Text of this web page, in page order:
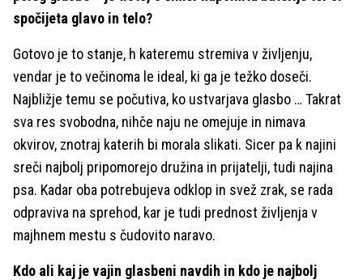
spočijeta glavo in telo?
Gotovo je to stanje, h kateremu stremiva v življenju,
vendar je to večinoma le ideal, ki ga je težko doseči.
Najbližje temu se počutiva, ko ustvarjava glasbo … Takrat
sva res svobodna, nihče naju ne omejuje in nimava
okvirov, znotraj katerih bi morala slikati. Sicer pa k najini
sreči najbolj pripomorejo družina in prijatelji, tudi najina
psa. Kadar oba potrebujeva odklop in svež zrak, se rada
odpraviva na sprehod, kar je tudi prednost življenja v
majhnem mestu s čudovito naravo.
Kdo ali kaj je vajin glasbeni navdih in kdo je najbolj